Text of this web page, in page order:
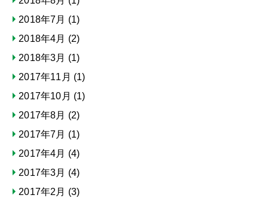
2018年7月 (1)
2018年4月 (2)
2018年3月 (1)
2017年11月 (1)
2017年10月 (1)
2017年8月 (2)
2017年7月 (1)
2017年4月 (4)
2017年3月 (4)
2017年2月 (3)